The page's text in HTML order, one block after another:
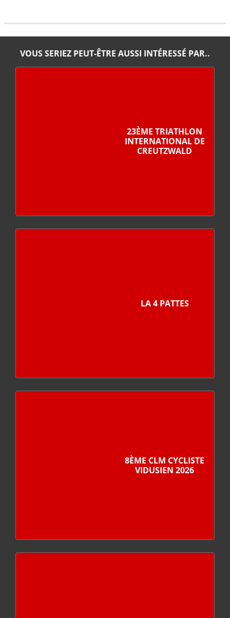
VOUS SERIEZ PEUT-ÊTRE AUSSI INTÉRESSÉ PAR..
23ÈME TRIATHLON
INTERNATIONAL DE
CREUTZWALD
LA 4 PATTES
8ÈME CLM CYCLISTE
VIDUSIEN 2026